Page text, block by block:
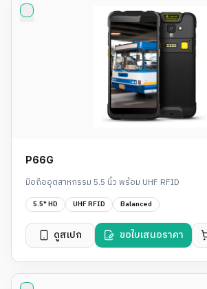
P66G
มือถืออุตสาหกรรม 5.5 นิ้ว พร้อม UHF RFID
5.5" HD UHF RFID Balanced
ดูสเปก ขอใบเสนอราคา